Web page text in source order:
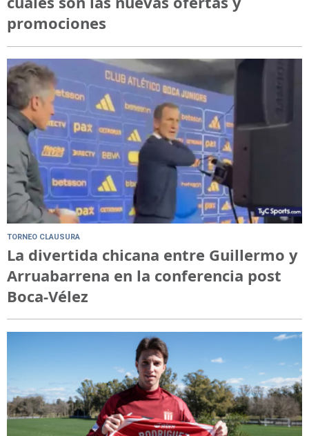
promociones
TORNEO CLAUSURA
La divertida chicana entre Guillermo y
Arruabarrena en la conferencia post
Boca-Vélez